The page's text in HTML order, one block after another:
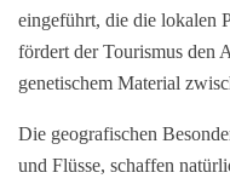
eingeführt, die die lokalen
fördert der Tourismus den
genetischem Material
Die geografischen
und Flüsse, schaffen